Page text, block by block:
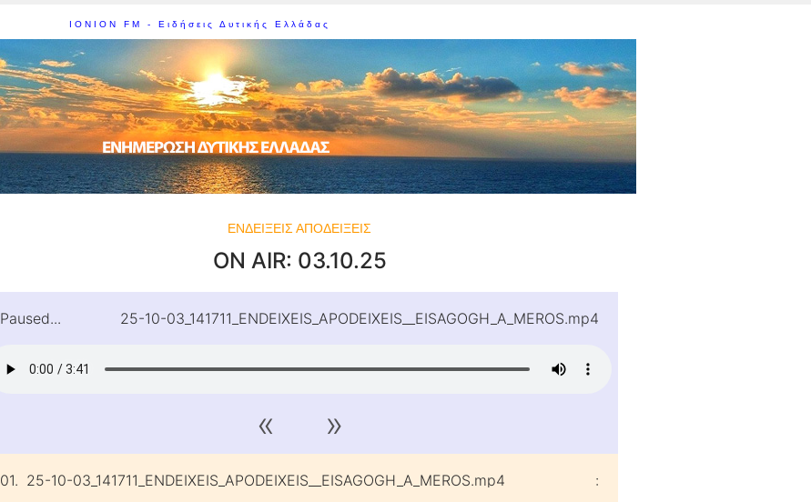
IONION FM - Ειδήσεις Δυτικής Ελλάδας
ΕΝΔΕΙΞΕΙΣ ΑΠΟΔΕΙΞΕΙΣ
ON AIR: 03.10.25
Paused... 25-10-03_141711_ENDEIXEIS_APODEIXEIS__EISAGOGH_A_MEROS.mp4
« »
01. 25-10-03_141711_ENDEIXEIS_APODEIXEIS__EISAGOGH_A_MEROS.mp4 :